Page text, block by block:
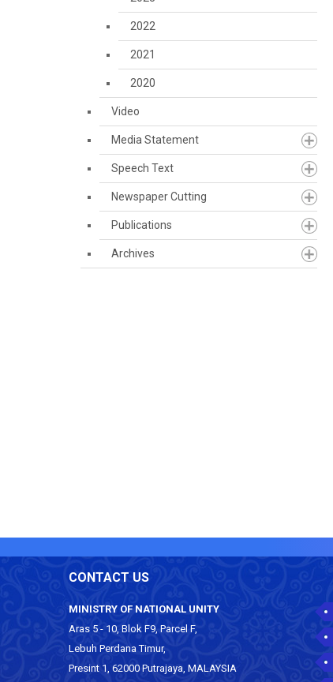
2022
2021
2020
Video
Media Statement
Speech Text
Newspaper Cutting
Publications
Archives
CONTACT US
MINISTRY OF NATIONAL UNITY
Aras 5 - 10, Blok F9, Parcel F,
Lebuh Perdana Timur,
Presint 1, 62000 Putrajaya, MALAYSIA